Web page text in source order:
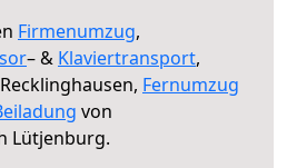
Firmenumzug,
– & Klaviertransport,
Fernumzug
von
Lütjenburg.